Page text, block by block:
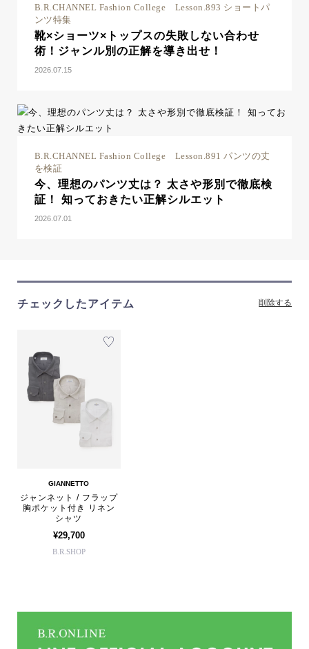
B.R.CHANNEL Fashion College Lesson.893 ショートパ
ンツ特集
靴×ショーツ×トップスの失敗しない合わせ
術！ジャンル別の正解を導き出せ！
2026.07.15
B.R.CHANNEL Fashion College Lesson.891 パンツの丈
を検証
今、理想のパンツ丈は？ 太さや形別で徹底検
証！ 知っておきたい正解シルエット
2026.07.01
チェックしたアイテム 削除する
GIANNETTO
ジャンネット / フラップ
胸ポケット付き リネン
シャツ
¥29,700
B.R.SHOP